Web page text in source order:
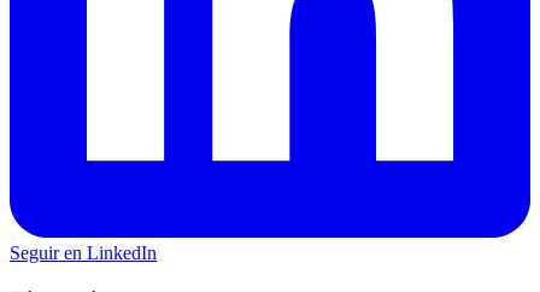
Seguir en LinkedIn